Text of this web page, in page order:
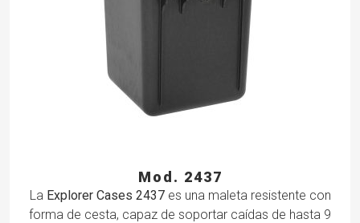
Mod. 2437
La Explorer Cases 2437es una maleta resistente con
forma de cesta, capaz de soportar caídas de hasta 9